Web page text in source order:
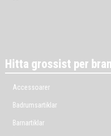
Hitta grossist per
Accessoarer
Badrumsartiklar
Barnartiklar